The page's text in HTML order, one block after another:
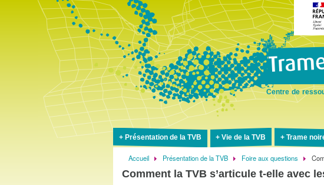
Centre de
Présentation de la TVB Vie de la TVB Trame
Fil
d'Ariane
Accueil Présentation de la TVB Foire aux questions
Comment la TVB s’articule t-elle avec